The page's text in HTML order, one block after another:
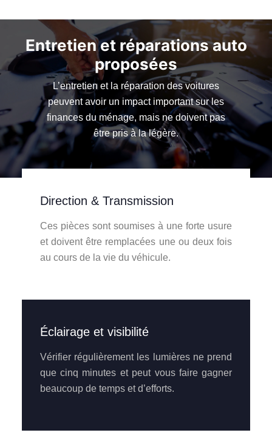
Entretien et réparations auto
proposées
L’entretien et la réparation des voitures
peuvent avoir un impact important sur les
finances du ménage, mais ne doivent pas
être pris à la légère.
Direction & Transmission
Ces pièces sont soumises à une forte usure
et doivent être remplacées une ou deux fois
au cours de la vie du véhicule.
Éclairage et visibilité
Vérifier régulièrement les lumières ne prend
que cinq minutes et peut vous faire gagner
beaucoup de temps et d’efforts.